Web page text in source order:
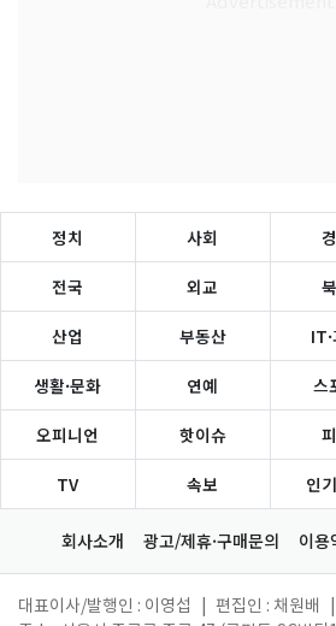
정치 사회
전국 외교
산업 부동산
생활·문화 연예 스
오피니언 핫이슈
TV 속보 인
회사소개 광고/제휴·구매문의 이용
대표이사/발행인 : 이영섭 편집인 : 채원배